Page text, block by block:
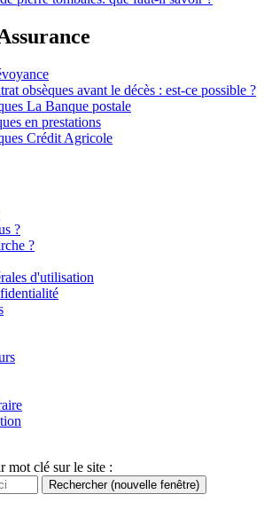
obsèques avant le décès : est-ce possible ?
La Banque postale
en prestations
Crédit Agricole
?
?
d'utilisation
mot clé sur le site :
Rechercher (nouvelle fenêtre)